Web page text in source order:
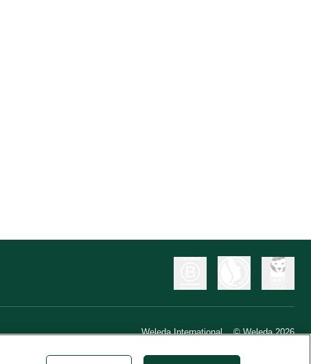
Weleda International © Weleda 2026